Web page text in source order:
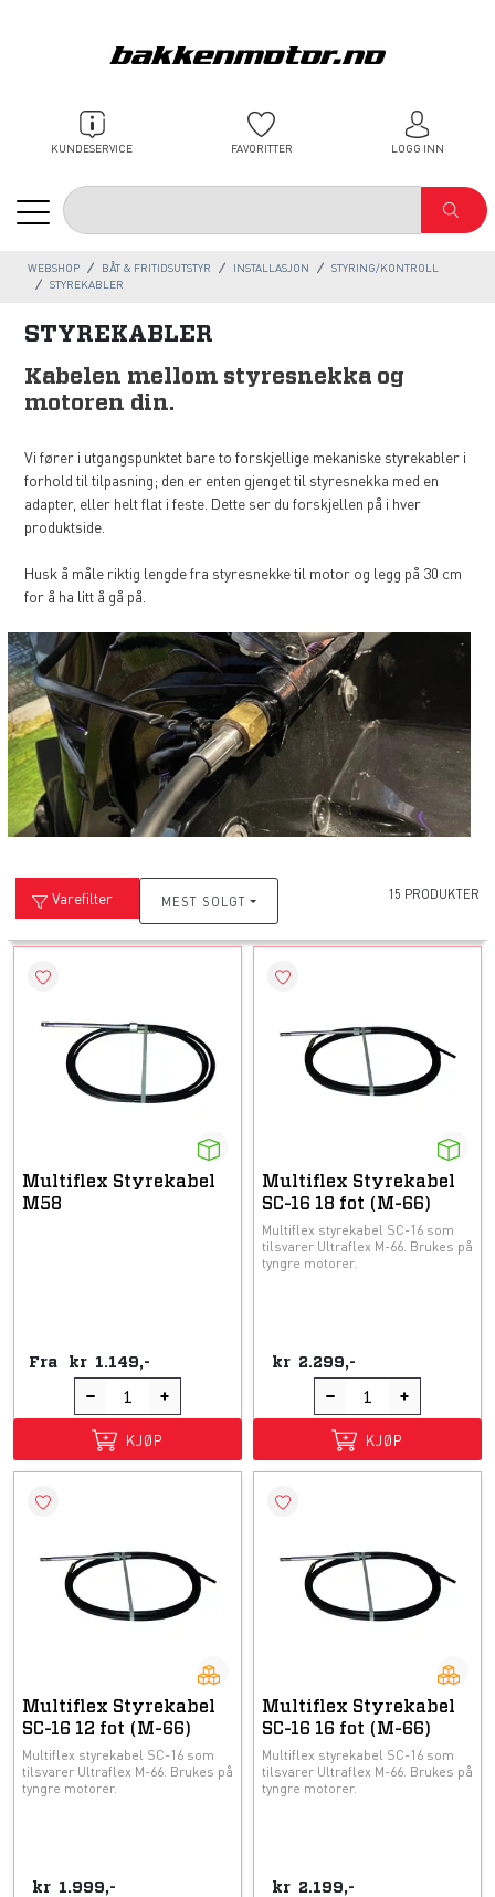
KUNDESERVICE FAVORITTER LOGG INN
WEBSHOP BÅT & FRITIDSUTSTYR INSTALLASJON
STYRING/KONTROLL
STYREKABLER
STYREKABLER
Kabelen mellom styresnekka og
motoren din.
Vi fører i utgangspunktet bare to forskjellige mekaniske styrekabler i
forhold til tilpasning; den er enten gjenget til styresnekka med en
adapter, eller helt flat i feste. Dette ser du forskjellen på i hver
produktside.
Husk å måle riktig lengde fra styresnekke til motor og legg på 30 cm
for å ha litt å gå på.
Varefilter MEST SOLGT 15 PRODUKTER
Multiflex Styrekabel
M58
Fra kr 1.149,-
KJØP
Multiflex Styrekabel
SC-16 18 fot (M-66)
Multiflex styrekabel SC-16 som
tilsvarer Ultraflex M-66. Brukes på
tyngre motorer.
kr 2.299,-
KJØP
Multiflex Styrekabel
SC-16 12 fot (M-66)
Multiflex styrekabel SC-16 som
tilsvarer Ultraflex M-66. Brukes på
tyngre motorer.
kr 1.999,-
Multiflex Styrekabel
SC-16 16 fot (M-66)
Multiflex styrekabel SC-16 som
tilsvarer Ultraflex M-66. Brukes på
tyngre motorer.
kr 2.199,-